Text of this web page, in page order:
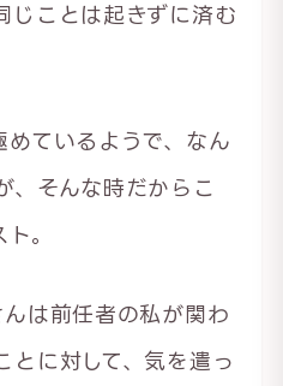
じことは起きずに済む
ているようで、なん
、そんな時だからこ
。
は前任者の私が関わ
とに対して、気を遣っ